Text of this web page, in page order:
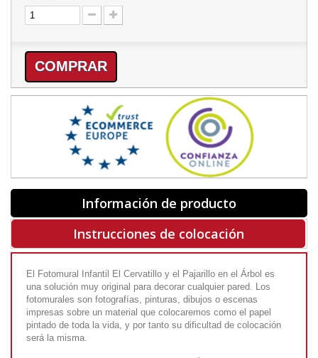
COMPRAR
Información de producto
Instrucciones de colocación
El Fotomural Infantil El Cervatillo y el Pajarillo en el Árbol es
una solución muy original para decorar cualquier pared. Los
fotomurales son fotografías, pinturas, dibujos o escenas
impresas sobre un material que colocaremos como el papel
pintado de toda la vida, y por tanto su dificultad de colocación
será la misma.